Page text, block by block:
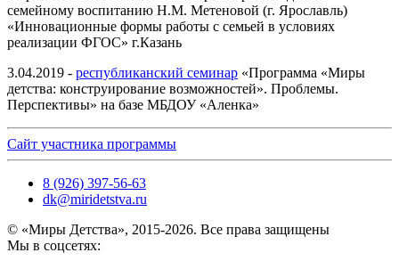
семейному воспитанию Н.М. Метеновой (г. Ярославль)
«Инновационные формы работы с семьей в условиях
реализации ФГОС» г.Казань
3.04.2019 - республиканский семинар «Программа «Миры
детства: конструирование возможностей». Проблемы.
Перспективы» на базе МБДОУ «Аленка»
Сайт участника программы
8 (926) 397-56-63
dk@miridetstva.ru
© «Миры Детства», 2015-2026. Все права защищены
Мы в соцсетях: